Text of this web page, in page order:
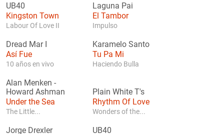
UB40
Kingston Town
Labour Of Love II
Laguna Pai
El Tambor
Impulso
Dread Mar I
Así Fue
10 años en vivo
Karamelo Santo
Tu Pa Mi
Haciendo Bulla
Alan Menken -
Howard Ashman
Under the Sea
The Little...
Plain White T's
Rhythm Of Love
Wonders of the...
Jorge Drexler UB40